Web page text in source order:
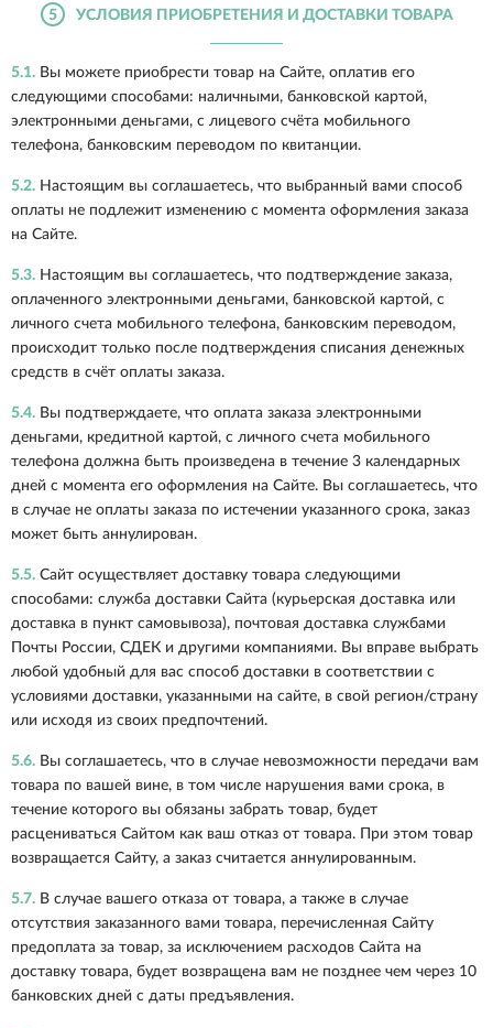
5 УСЛОВИЯ ПРИОБРЕТЕНИЯ И ДОСТАВКИ ТОВАРА
5.1. Вы можете приобрести товар на Сайте, оплатив его
следующими способами: наличными, банковской картой,
электронными деньгами, с лицевого счёта мобильного
телефона, банковским переводом по квитанции.
5.2. Настоящим вы соглашаетесь, что выбранный вами способ
оплаты не подлежит изменению с момента оформления заказа
на Сайте.
5.3. Настоящим вы соглашаетесь, что подтверждение заказа,
оплаченного электронными деньгами, банковской картой, с
личного счета мобильного телефона, банковским переводом,
происходит только после подтверждения списания денежных
средств в счёт оплаты заказа.
5.4. Вы подтверждаете, что оплата заказа электронными
деньгами, кредитной картой, с личного счета мобильного
телефона должна быть произведена в течение 3 календарных
дней с момента его оформления на Сайте. Вы соглашаетесь, что
в случае не оплаты заказа по истечении указанного срока, заказ
может быть аннулирован.
5.5. Сайт осуществляет доставку товара следующими
способами: служба доставки Сайта (курьерская доставка или
доставка в пункт самовывоза), почтовая доставка службами
Почты России, СДЕК и другими компаниями. Вы вправе выбрать
любой удобный для вас способ доставки в соответствии с
условиями доставки, указанными на сайте, в свой регион/страну
или исходя из своих предпочтений.
5.6. Вы соглашаетесь, что в случае невозможности передачи вам
товара по вашей вине, в том числе нарушения вами срока, в
течение которого вы обязаны забрать товар, будет
расцениваться Сайтом как ваш отказ от товара. При этом товар
возвращается Сайту, а заказ считается аннулированным.
5.7. В случае вашего отказа от товара, а также в случае
отсутствия заказанного вами товара, перечисленная Сайту
предоплата за товар, за исключением расходов Сайта на
доставку товара, будет возвращена вам не позднее чем через 10
банковских дней с даты предъявления.